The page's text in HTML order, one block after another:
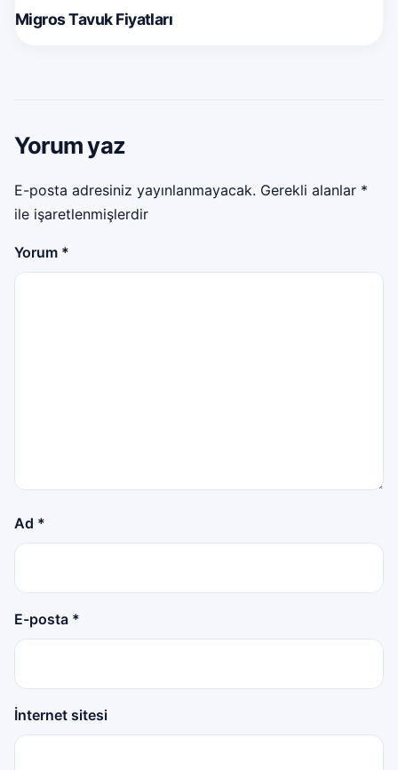
Migros Tavuk Fiyatları
Yorum yaz
E-posta adresiniz yayınlanmayacak. Gerekli alanlar *
ile işaretlenmişlerdir
Yorum *
Ad *
E-posta *
İnternet sitesi